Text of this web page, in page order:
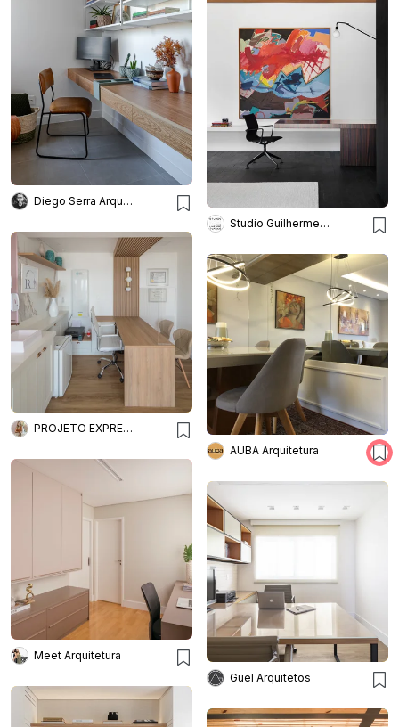
Diego Serra Arquitetura
Studio Guilherme Torres
PROJETO EXPRESS DECOR ONLINE
AUBA Arquitetura
Meet Arquitetura
Guel Arquitetos